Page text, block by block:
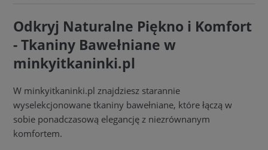
Odkryj Naturalne Piękno i Komfort
- Tkaniny Bawełniane w
minkyitkaninki.pl
W minkyitkaninki.pl znajdziesz starannie
wyselekcjonowane tkaniny bawełniane, które łączą w
sobie ponadczasową elegancję z niezrównanym
komfortem.